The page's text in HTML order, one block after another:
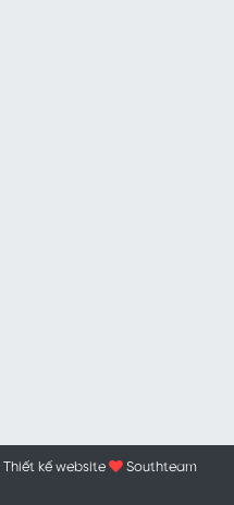
Thiết kế website Southteam